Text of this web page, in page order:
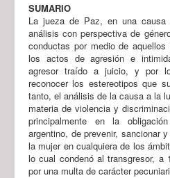
SUMARIO
La jueza de Paz, en una causa
análisis con perspectiva de
conductas por medio de
los actos de agresión e
agresor traído a juicio, y por
reconocer los estereotipos que
tanto, el análisis de la causa a la
materia de violencia y
principalmente en la
argentino, de prevenir, sancionar
la mujer en cualquiera de los
lo cual condenó al transgresor, a
por una multa de carácter